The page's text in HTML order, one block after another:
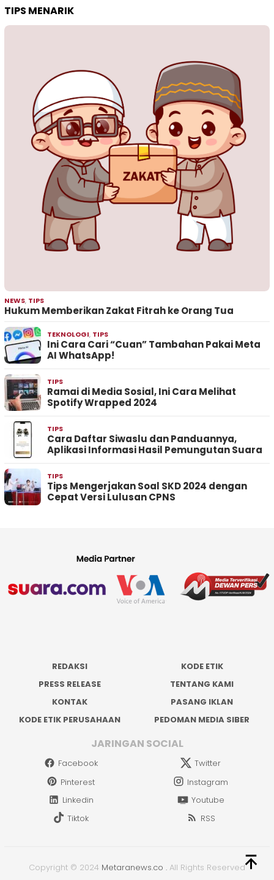
TIPS MENARIK
NEWS, TIPS
Hukum Memberikan Zakat Fitrah ke Orang Tua
TEKNOLOGI, TIPS
Ini Cara Cari “Cuan” Tambahan Pakai Meta
AI WhatsApp!
TIPS
Ramai di Media Sosial, Ini Cara Melihat
Spotify Wrapped 2024
TIPS
Cara Daftar Siwaslu dan Panduannya,
Aplikasi Informasi Hasil Pemungutan Suara
TIPS
Tips Mengerjakan Soal SKD 2024 dengan
Cepat Versi Lulusan CPNS
REDAKSI
KODE ETIK
PRESS RELEASE
TENTANG KAMI
KONTAK
PASANG IKLAN
KODE ETIK PERUSAHAAN
PEDOMAN MEDIA SIBER
JARINGAN SOCIAL
Facebook
Twitter
Pinterest
Instagram
Linkedin
Youtube
Tiktok
RSS
Copyright © 2024 Metaranews.co . All Rights Reserved